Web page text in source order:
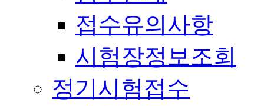
접수유의사항
시험장정보조회
정기시험접수